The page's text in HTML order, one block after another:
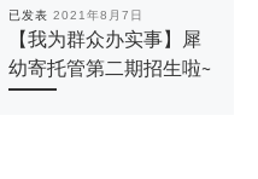
已发表 2021年8月7日
【我为群众办实事】犀
幼寄托管第二期招生啦~